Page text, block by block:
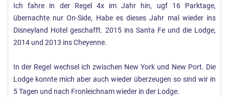
Ich fahre in der Regel 4x im Jahr hin, ugf 16 Parktage,
übernachte nur On-Side, Habe es dieses Jahr mal wieder ins
Disneyland Hotel geschafft. 2015 ins Santa Fe und die Lodge,
2014 und 2013 ins Cheyenne.
In der Regel wechsel ich zwischen New York und New Port. Die
Lodge konnte mich aber auch wieder überzeugen so sind wir in
5 Tagen und nach Fronleichnam wieder in der Lodge.